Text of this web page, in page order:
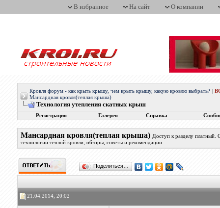
В избранное На сайт О компании
Кровля форум - как крыть крышу, чем крыть крышу, какую кровлю выбрать?
Мансардная кровля(теплая крыша)
Технология утепления скатных крыш
Регистрация Галерея Справка
Мансардная кровля(теплая крыша) Доступ к разделу
технологии теплой кровли, обзоры, советы и рекомендации
Поделиться…
21.04.2014, 20:02